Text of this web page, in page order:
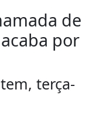
de
por
terça-